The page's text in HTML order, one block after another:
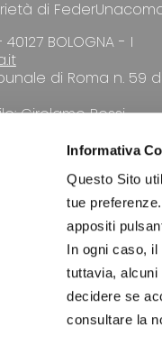
Informativa
Questo Sito
tue
appositi
In ogni caso,
tuttavia, alcuni
decidere se
consultare la
di
BOLOGNA - I
di Roma n. 59
Girolamo Rossi
LA